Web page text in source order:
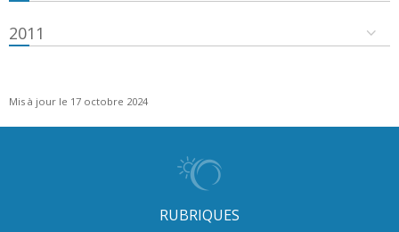
2011
Mis à jour le 17 octobre 2024
RUBRIQUES